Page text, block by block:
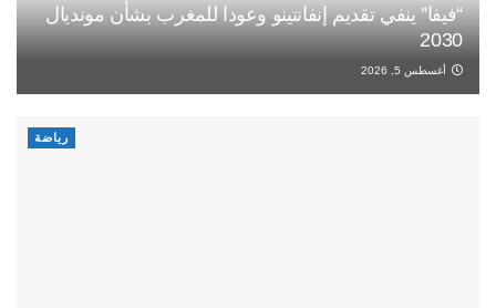
“فيفا” ينفي تقديم إنفانتينو وعودا للمغرب بشأن مونديال
2030
أغسطس 5, 2026
رياضة